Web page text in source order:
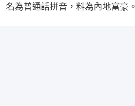
名為普通話拼音，料為內地富豪。